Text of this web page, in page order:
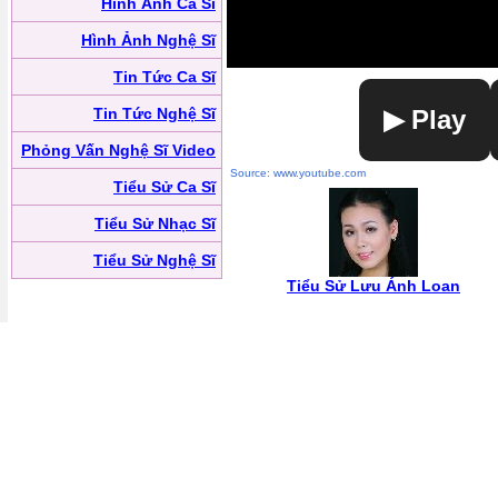
Hình Ảnh Nghệ Sĩ
Tin Tức Ca Sĩ
Tin Tức Nghệ Sĩ
Phỏng Vấn Nghệ Sĩ Video
Tiểu Sử Ca Sĩ
Tiểu Sử Nhạc Sĩ
Tiểu Sử Nghệ Sĩ
▶ Play
Source: www.youtube.com
Tiểu Sử Lưu Ánh Loan